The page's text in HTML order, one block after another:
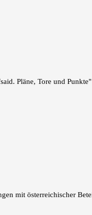
Pläne, Tore und
mit österreichischer